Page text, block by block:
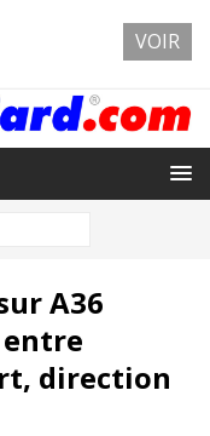
A36
direction
VOIR